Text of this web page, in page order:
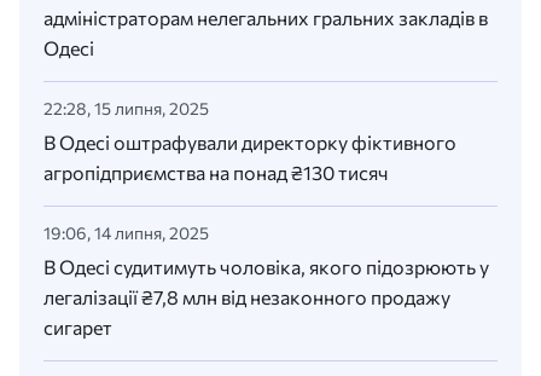
адміністраторам нелегальних гральних закладів в
Одесі
22:28, 15 липня, 2025
В Одесі оштрафували директорку фіктивного
агропідприємства на понад ₴130 тисяч
19:06, 14 липня, 2025
В Одесі судитимуть чоловіка, якого підозрюють у
легалізації ₴7,8 млн від незаконного продажу
сигарет